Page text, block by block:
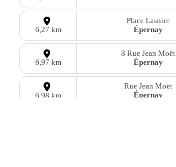
6,27 km
Place Lasnier
Épernay
6,97 km
8 Rue Jean Moët
Épernay
6,98 km
Rue Jean Moët
Épernay